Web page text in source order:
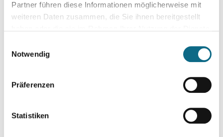
Partner führen diese Informationen möglicherweise mit
weiteren Daten zusammen, die Sie ihnen bereitgestellt
Notwendig
Präferenzen
Statistiken